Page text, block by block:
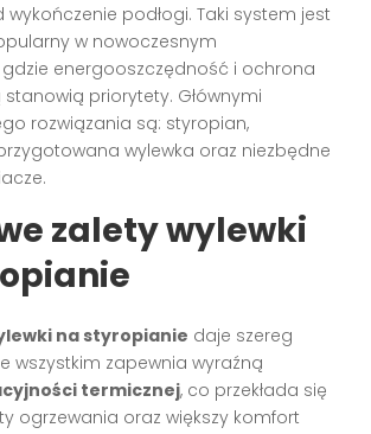
podłogi. Taki system jest
w nowoczesnym
energooszczędność i ochrona
priorytety. Głównymi
rozwiązania są: styropian,
wylewka oraz niezbędne
zalety wylewki
na styropianie daje szereg
wszystkim zapewnia wyraźną
termicznej, co przekłada się
ogrzewania oraz większy komfort